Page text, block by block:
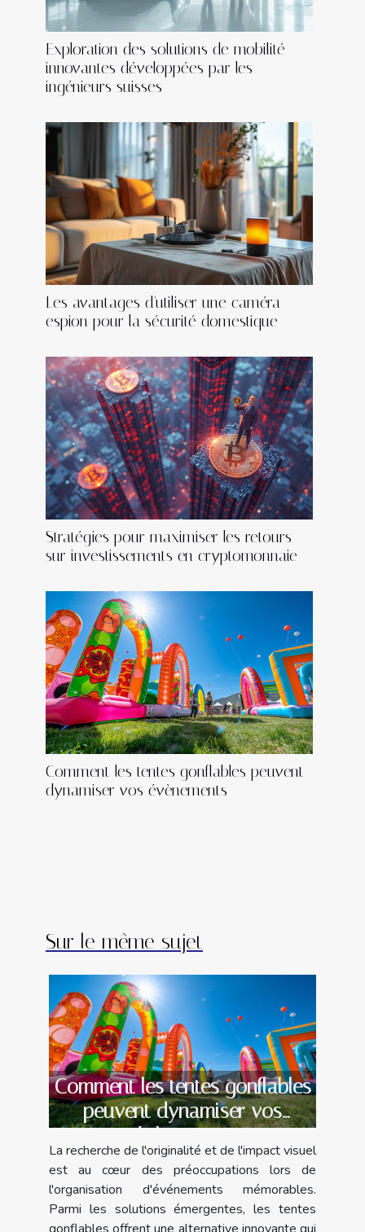
Exploration des solutions de mobilité
innovantes développées par les
ingénieurs suisses
Les avantages d'utiliser une caméra
espion pour la sécurité domestique
Stratégies pour maximiser les retours
sur investissements en cryptomonnaie
Comment les tentes gonflables peuvent
dynamiser vos évènements
Sur le même sujet
Comment les tentes gonflables
peuvent dynamiser vos
évènements
La recherche de l'originalité et de l'impact visuel
est au cœur des préoccupations lors de
l'organisation d'événements mémorables.
Parmi les solutions émergentes, les tentes